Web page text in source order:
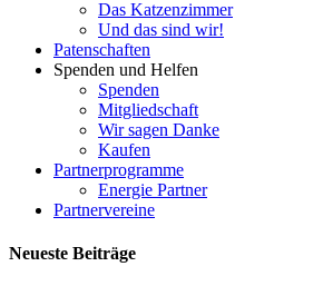
Das Katzenzimmer
Und das sind wir!
Patenschaften
Spenden und Helfen
Spenden
Mitgliedschaft
Wir sagen Danke
Kaufen
Partnerprogramme
Energie Partner
Partnervereine
Neueste Beiträge